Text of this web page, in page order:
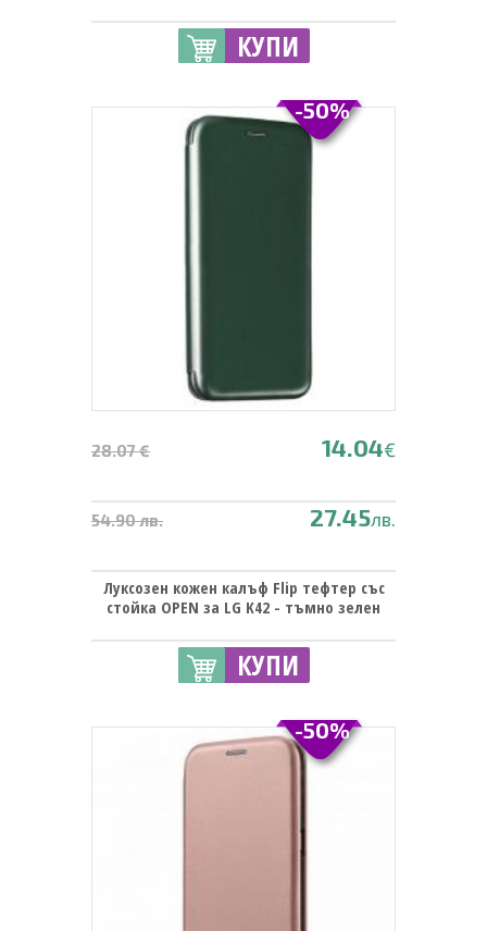
КУПИ
28.07 € 14.04€
54.90 лв. 27.45лв.
Луксозен кожен калъф Flip тефтер със
стойка OPEN за LG K42 - тъмно зелен
КУПИ
-50%
-50%